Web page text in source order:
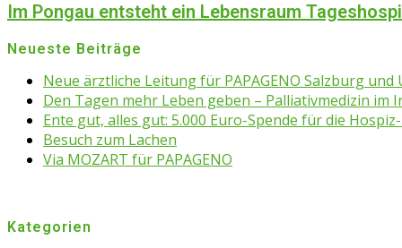
Im Pongau entsteht ein Lebensraum
Neueste Beiträge
Neue ärztliche Leitung für PAPAGENO Salzburg und
Den Tagen mehr Leben geben – Palliativmedizin im
Ente gut, alles gut: 5.000 Euro-Spende für die
Besuch zum Lachen
Via MOZART für PAPAGENO
Kategorien